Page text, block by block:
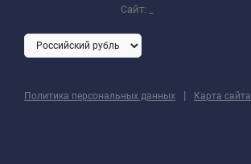
Сайт:
Политика персональных данных | Карта сайта